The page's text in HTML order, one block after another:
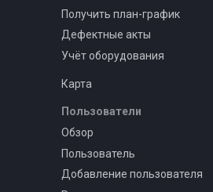
Получить план-график
Дефектные акты
Учёт оборудования
Карта
Пользователи
Обзор
Пользователь
Добавление пользователя